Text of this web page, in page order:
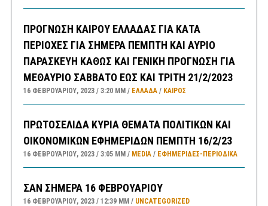
ΠΡΟΓΝΩΣΗ ΚΑΙΡΟΥ ΕΛΛΑΔΑΣ ΓΙΑ ΚΑΤΑ
ΠΕΡΙΟΧΕΣ ΓΙΑ ΣΗΜΕΡΑ ΠΕΜΠΤΗ ΚΑΙ ΑΥΡΙΟ
ΠΑΡΑΣΚΕΥΗ ΚΑΘΩΣ ΚΑΙ ΓΕΝΙΚΗ ΠΡΟΓΝΩΣΗ ΓΙΑ
ΜΕΘΑΥΡΙΟ ΣΑΒΒΑΤΟ ΕΩΣ ΚΑΙ ΤΡΙΤΗ 21/2/2023
16 ΦΕΒΡΟΥΑΡΊΟΥ, 2023 3:20 ΜΜ ΕΛΛΑΔA/ ΚΑΙΡΌΣ
ΠΡΩΤΟΣΕΛΙΔΑ ΚΥΡΙΑ ΘΕΜΑΤΑ ΠΟΛΙΤΙΚΩΝ ΚΑΙ
ΟΙΚΟΝΟΜΙΚΩΝ ΕΦΗΜΕΡΙΔΩΝ ΠΕΜΠΤΗ 16/2/23
16 ΦΕΒΡΟΥΑΡΊΟΥ, 2023 3:05 ΜΜ MEDIA/ ΕΦΗΜΕΡΊΔΕΣ-ΠΕΡΙΟΔΙΚΆ
ΣΑΝ ΣΗΜΕΡΑ 16 ΦΕΒΡΟΥΑΡΙΟΥ
16 ΦΕΒΡΟΥΑΡΊΟΥ, 2023 12:39 ΜΜ UNCATEGORIZED